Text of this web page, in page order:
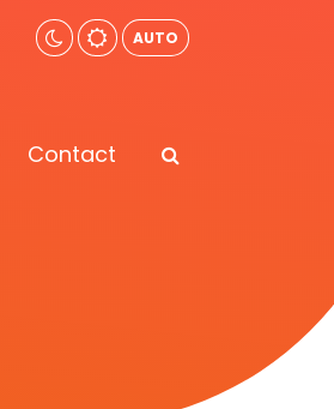
AUTO
Contact